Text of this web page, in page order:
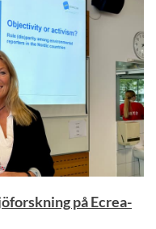
på Ecrea-